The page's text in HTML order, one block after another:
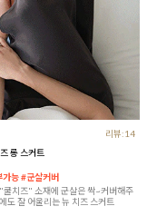
리뷰:14
롱 스커트
능 #군살커버
쿨치즈" 소재에 군살은 싹~커버해주
도 잘 어울리는 뉴 치즈 스커트